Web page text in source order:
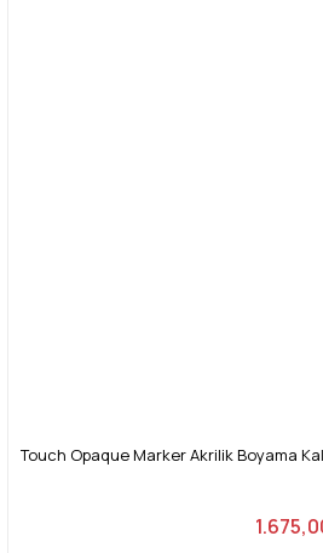
Touch Opaque Marker Akrilik Boyama